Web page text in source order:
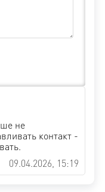
не
контакт -
09.04.2026, 15:19